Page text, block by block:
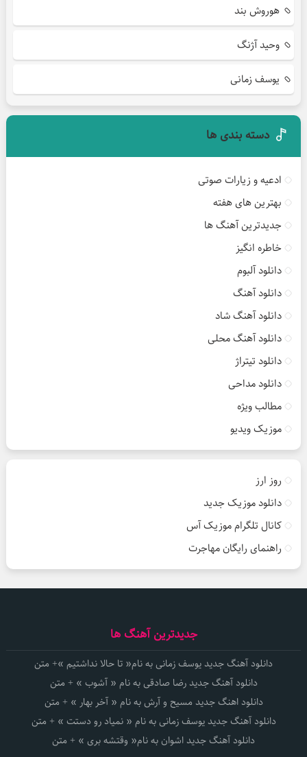
هوروش بند
وحید آژنگ
یوسف زمانی
دسته بندی ها
ادعیه و زیارات صوتی
بهترین های هفته
جدیدترین آهنگ ها
خاطره انگیز
دانلود آلبوم
دانلود آهنگ
دانلود آهنگ شاد
دانلود آهنگ محلی
دانلود تیتراژ
دانلود مداحی
مطالب ویژه
موزیک ویدیو
روز ارز
دانلود موزیک جدید
کانال تلگرام موزیک آس
راهنمای رایگان مهاجرت
جدیدترین آهنگ ها
دانلود آهنگ جدید یوسف زمانی به نام« تا حالا نداشتیم »+ متن
دانلود آهنگ جدید رضا صادقی به نام « آشوب » + متن
دانلود اهنگ جدید مسیح و آرش به نام « آخر بهار » + متن
دانلود آهنگ جدید یوسف زمانی به نام « نمیاد رو دستت » + متن
دانلود آهنگ جدید اشوان به نام« وقتشه بری » + متن